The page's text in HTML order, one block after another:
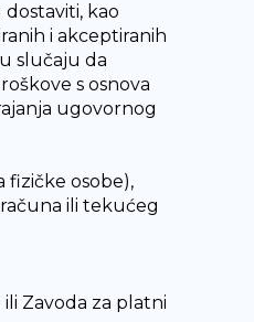
kao
i akceptiranih
slučaju da
s osnova
ugovornog
fizičke osobe),
ili tekućeg
Zavoda za platni